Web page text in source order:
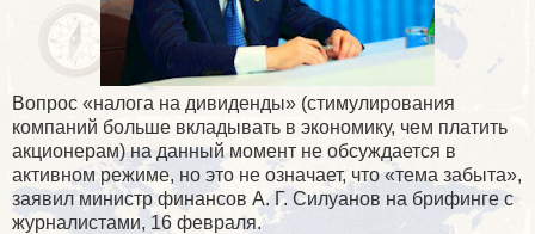
Вопрос «налога на дивиденды» (стимулирования
компаний больше вкладывать в экономику, чем платить
акционерам) на данный момент не обсуждается в
активном режиме, но это не означает, что «тема забыта»,
заявил министр финансов А. Г. Силуанов на брифинге с
журналистами, 16 февраля.